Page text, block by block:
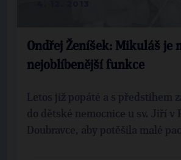
Ondřej Ženíšek: Mikuláš je
nejoblíbenější funkce
Letos již popáté a s předstihem
do dětské nemocnice u sv. Jiří v
Doubravce, aby potěšila malé